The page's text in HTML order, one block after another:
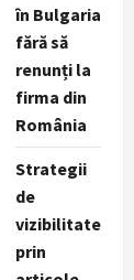
în Bulgaria
fără să
renunți la
firma din
România
Strategii
de
vizibilitate
prin